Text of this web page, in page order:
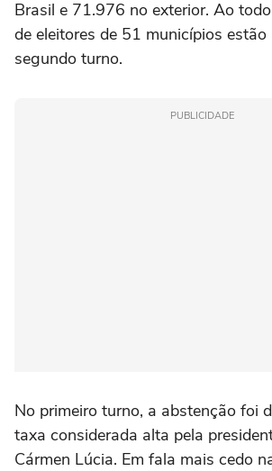
Brasil e 71.976 no exterior. Ao
de eleitores de 51 municípios
segundo turno.
PUBLICIDADE
No primeiro turno, a abstenção foi
taxa considerada alta pela
Cármen Lúcia. Em fala mais cedo